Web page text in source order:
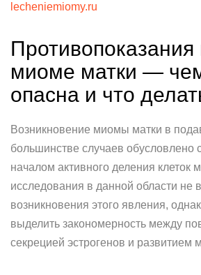
lecheniemiomy.ru
Противопоказания
миоме матки —
опасна и что
Возникновение миомы матки в
большинстве случаев обусловлено
началом активного деления клеток
исследования в данной области не
возникновения этого явления,
выделить закономерность между
секрецией эстрогенов и развитием